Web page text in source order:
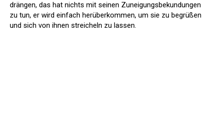
drängen, das hat nichts mit seinen Zuneigungsbekundungen
zu tun, er wird einfach herüberkommen, um sie zu begrüßen
und sich von ihnen streicheln zu lassen.